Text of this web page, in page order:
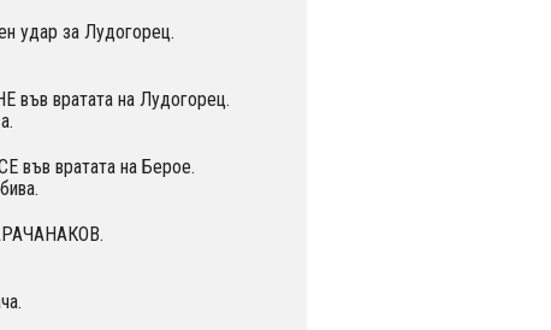
удар за Лудогорец.
във вратата на Лудогорец.
във вратата на Берое.